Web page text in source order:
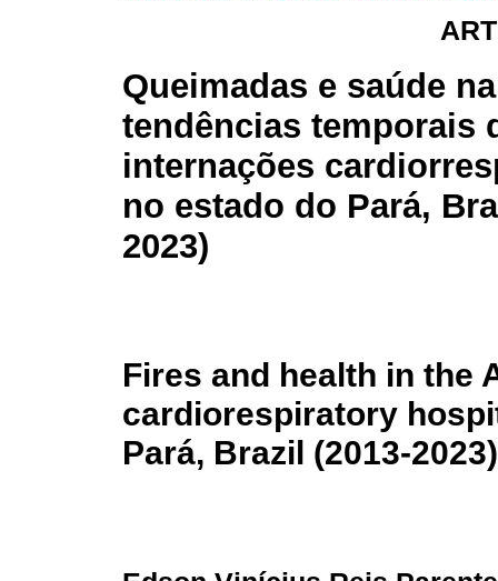
Queimadas e saúde
tendências temporais
internações
no estado do Pará,
2023)
Fires and health in the
cardiorespiratory
Pará, Brazil (2013-2023)